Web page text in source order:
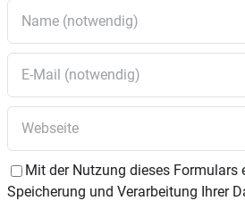
Mit der Nutzung dieses Formulars
Speicherung und Verarbeitung Ihrer